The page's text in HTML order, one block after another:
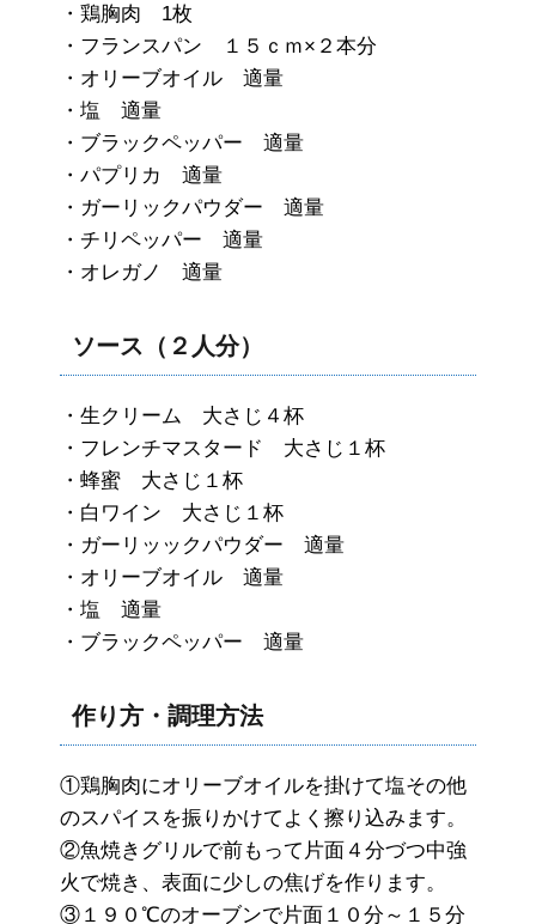
・鶏胸肉 1枚
・フランスパン １５ｃｍ×２本分
・オリーブオイル 適量
・塩 適量
・ブラックペッパー 適量
・パプリカ 適量
・ガーリックパウダー 適量
・チリペッパー 適量
・オレガノ 適量
ソース（２人分）
・生クリーム 大さじ４杯
・フレンチマスタード 大さじ１杯
・蜂蜜 大さじ１杯
・白ワイン 大さじ１杯
・ガーリッックパウダー 適量
・オリーブオイル 適量
・塩 適量
・ブラックペッパー 適量
作り方・調理方法
①鶏胸肉にオリーブオイルを掛けて塩その他
のスパイスを振りかけてよく擦り込みます。
②魚焼きグリルで前もって片面４分づつ中強
火で焼き、表面に少しの焦げを作ります。
③１９０℃のオーブンで片面１０分～１５分